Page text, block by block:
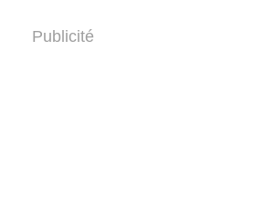
Publicité